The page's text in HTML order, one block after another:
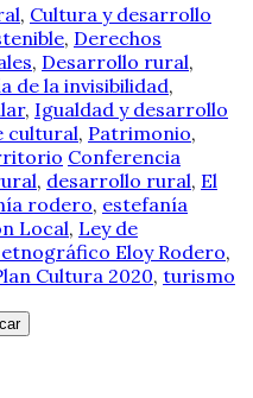
, Cultura y desarrollo
, Derechos
, Desarrollo rural,
de la invisibilidad,
, Igualdad y desarrollo
cultural, Patrimonio,
Conferencia
, desarrollo rural, El
rodero, estefanía
Local, Ley de
Eloy Rodero,
Cultura 2020, turismo